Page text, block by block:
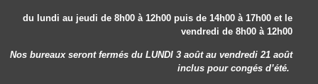
du lundi au jeudi de 8h00 à 12h00 puis de 14h00 à 17h00 et le
vendredi de 8h00 à 12h00
Nos bureaux seront fermés du LUNDI 3 août au vendredi 21 août
incluspour congés d’été.